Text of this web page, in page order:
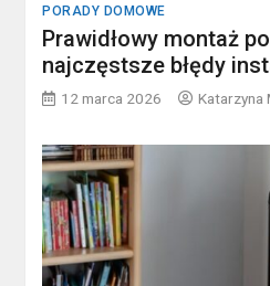
PORADY DOMOWE
Prawidłowy montaż
najczęstsze błędy
12 marca 2026 Katarzyna